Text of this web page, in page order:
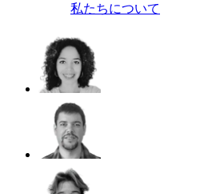
私たちについて